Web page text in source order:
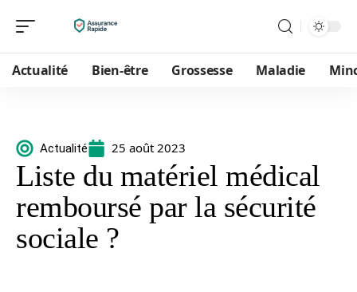
Actualité Bien-être Grossesse Maladie
Actualité 25 août 2023
Liste du matériel médical
remboursé par la sécurité
sociale ?